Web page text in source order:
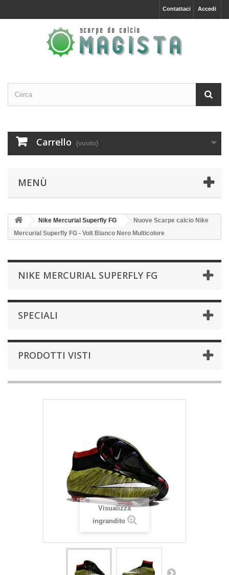
Accedi
Contattaci
Carrello (vuoto)
MENÙ
Nike Mercurial Superfly FG
Nuove Scarpe calcio Nike
Mercurial Superfly FG - Volt Bianco Nero Multicolore
NIKE MERCURIAL SUPERFLY FG
SPECIALI
PRODOTTI VISTI
Visualizza
ingrandito